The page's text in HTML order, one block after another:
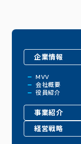
企業情報
MVV
会社概要
役員紹介
事業紹介
経営戦略